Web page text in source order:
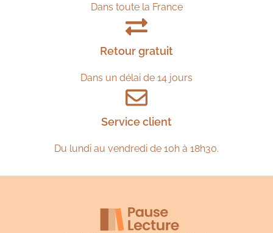
Dans toute la France
Retour gratuit
Dans un délai de 14 jours
Service client
Du lundi au vendredi de 10h à 18h30.